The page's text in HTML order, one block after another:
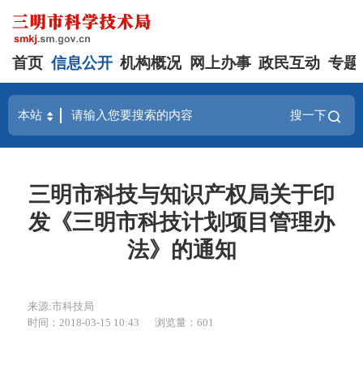
首页 信息公开 机构概况 网上办事 政民互动 专题
搜一下
三明市科技与知识产权局关于印
发《三明市科技计划项目管理办
法》的通知
来源:市科技局
时间：2018-03-15 10:43
浏览量：601